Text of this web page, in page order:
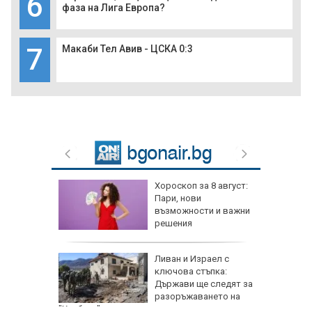
фаза на Лига Европа?
7 Макаби Тел Авив - ЦСКА 0:3
След гонка с
полицията: Задържаха
мъж, у когото
намериха 460 000 евро
Горещините не
отстъпват, обявен е
оранжев код за 21
области